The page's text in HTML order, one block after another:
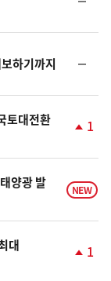
일
하기까지
일
토대전환
승
1
양광 발
NEW
대
1